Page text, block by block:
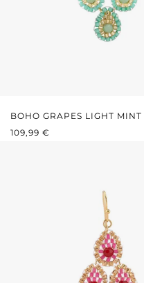
BOHO GRAPES LIGHT MINT
REGULÄRER PREIS:
109,99 €